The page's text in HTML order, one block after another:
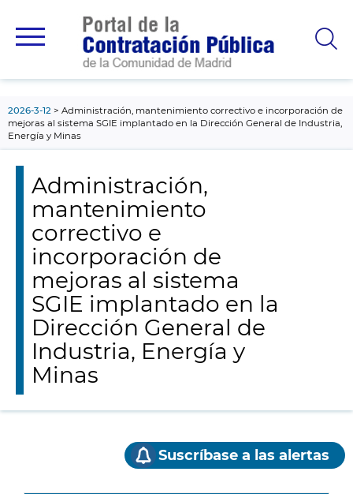
principal
2026-3-12
Administración, mantenimiento correctivo e incorporación de
mejoras al sistema SGIE implantado en la Dirección General de Industria,
Energía y Minas
Administración,
mantenimiento
correctivo e
incorporación de
mejoras al sistema
SGIE implantado en la
Dirección General de
Industria, Energía y
Minas
Suscríbase a las alertas